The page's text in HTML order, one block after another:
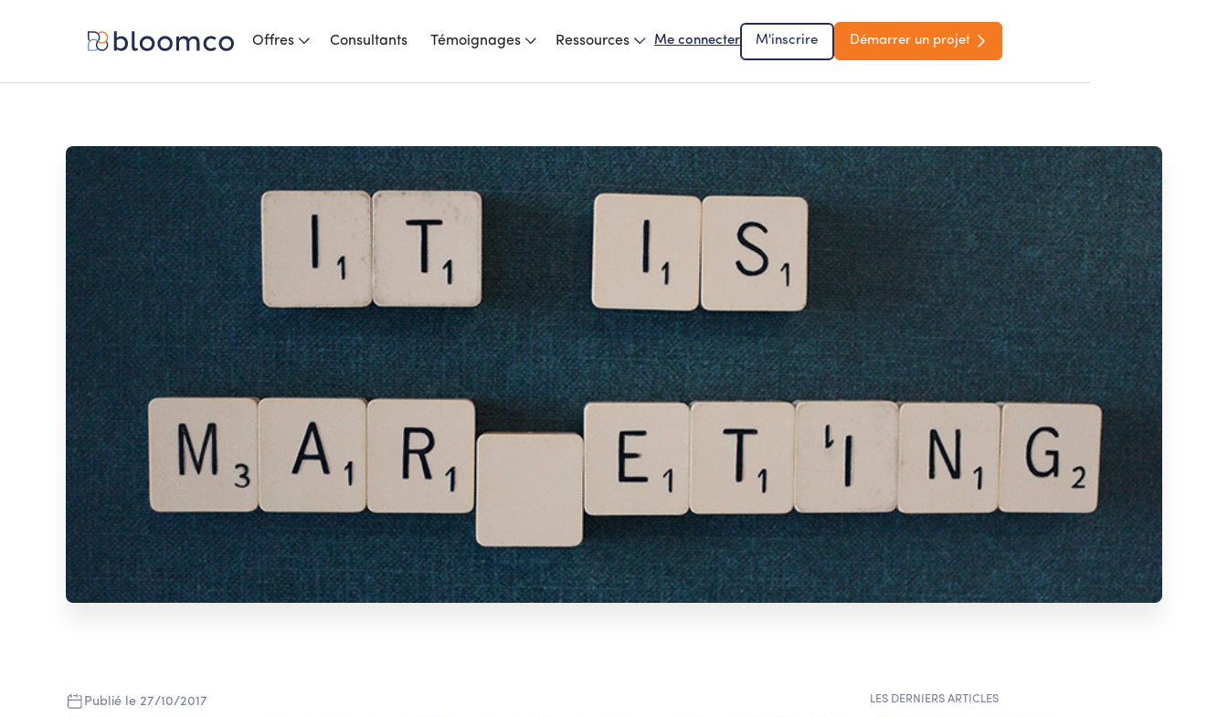
Offres Consultants Témoignages Ressources Me connecter M'inscrire Démarrer un projet
Publié le 27/10/2017 LES DERNIERS ARTICLES